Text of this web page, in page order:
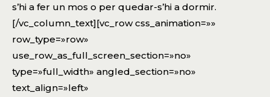
s’hi a fer un mos o per quedar-s’hi a dormir.
[/vc_column_text][vc_row css_animation=»»
row_type=»row»
use_row_as_full_screen_section=»no»
type=»full_width» angled_section=»no»
text_align=»left»